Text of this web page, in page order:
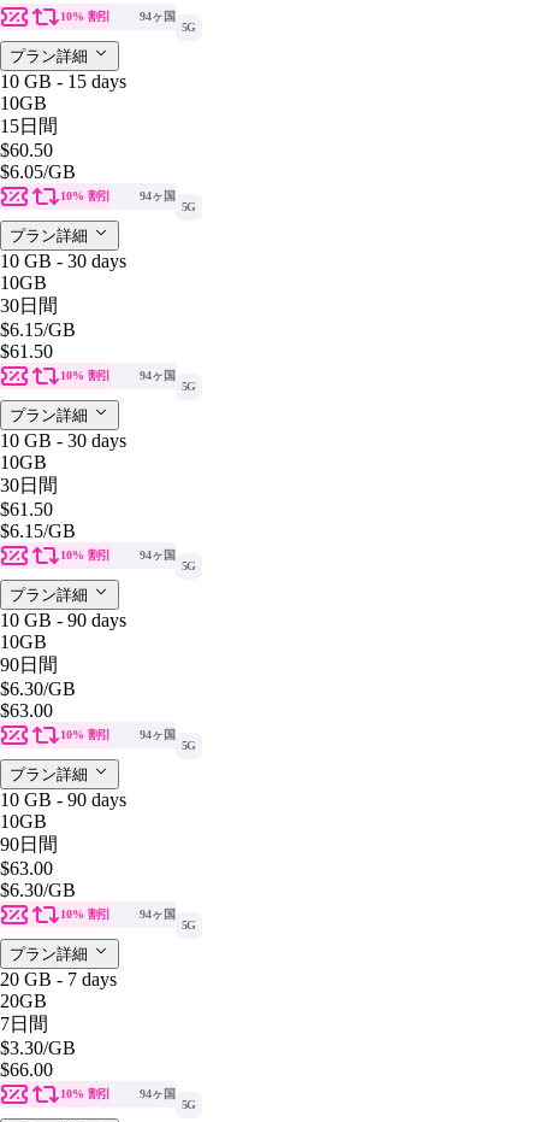
10% 割引
94ヶ国
5G
プラン詳細
10 GB - 15 days
10GB
15日間
$60.50
$6.05/GB
10% 割引
94ヶ国
5G
プラン詳細
10 GB - 30 days
10GB
30日間
$6.15/GB
$61.50
10% 割引
94ヶ国
5G
プラン詳細
10 GB - 30 days
10GB
30日間
$61.50
$6.15/GB
10% 割引
94ヶ国
5G
プラン詳細
10 GB - 90 days
10GB
90日間
$6.30/GB
$63.00
10% 割引
94ヶ国
5G
プラン詳細
10 GB - 90 days
10GB
90日間
$63.00
$6.30/GB
10% 割引
94ヶ国
5G
プラン詳細
20 GB - 7 days
20GB
7日間
$3.30/GB
$66.00
10% 割引
94ヶ国
5G